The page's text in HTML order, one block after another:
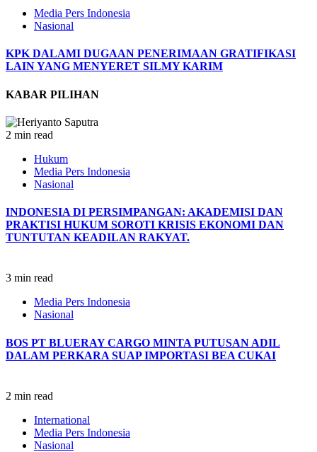
Media Pers Indonesia
Nasional
KPK DALAMI DUGAAN PENERIMAAN GRATIFIKASI
LAIN YANG MENYERET SILMY KARIM
KABAR PILIHAN
2 min read
Hukum
Media Pers Indonesia
Nasional
INDONESIA DI PERSIMPANGAN: AKADEMISI DAN
PRAKTISI HUKUM SOROTI KRISIS EKONOMI DAN
TUNTUTAN KEADILAN RAKYAT.
3 min read
Media Pers Indonesia
Nasional
BOS PT BLUERAY CARGO MINTA PUTUSAN ADIL
DALAM PERKARA SUAP IMPORTASI BEA CUKAI
2 min read
International
Media Pers Indonesia
Nasional